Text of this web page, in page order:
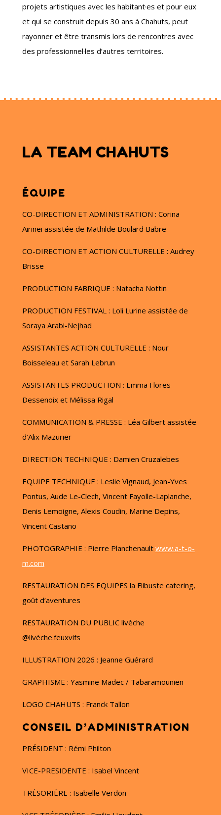
projets artistiques avec les habitant·es et pour eux
et qui se construit depuis 30 ans à Chahuts, peut
rayonner et être transmis lors de rencontres avec
des professionnel·les d’autres territoires.
LA TEAM CHAHUTS
ÉQUIPE
CO-DIRECTION ET ADMINISTRATION : Corina
Airinei assistée de Mathilde Boulard Babre
CO-DIRECTION ET ACTION CULTURELLE : Audrey
Brisse
PRODUCTION FABRIQUE : Natacha Nottin
PRODUCTION FESTIVAL : Loli Lurine assistée de
Soraya Arabi-Nejhad
ASSISTANTES ACTION CULTURELLE : Nour
Boisseleau et Sarah Lebrun
ASSISTANTES PRODUCTION : Emma Flores
Dessenoix et Mélissa Rigal
COMMUNICATION & PRESSE : Léa Gilbert assistée
d’Alix Mazurier
DIRECTION TECHNIQUE : Damien Cruzalebes
EQUIPE TECHNIQUE : Leslie Vignaud, Jean-Yves
Pontus, Aude Le-Clech, Vincent Fayolle-Laplanche,
Denis Lemoigne, Alexis Coudin, Marine Depins,
Vincent Castano
PHOTOGRAPHIE : Pierre Planchenault www.a-t-o-
m.com
RESTAURATION DES EQUIPES la Flibuste catering,
goût d’aventures
RESTAURATION DU PUBLIC livèche
@livèche.feuxvifs
ILLUSTRATION 2026 : Jeanne Guérard
GRAPHISME : Yasmine Madec / Tabaramounien
LOGO CHAHUTS : Franck Tallon
CONSEIL D’ADMINISTRATION
PRÉSIDENT : Rémi Philton
VICE-PRESIDENTE : Isabel Vincent
TRÉSORIÈRE : Isabelle Verdon